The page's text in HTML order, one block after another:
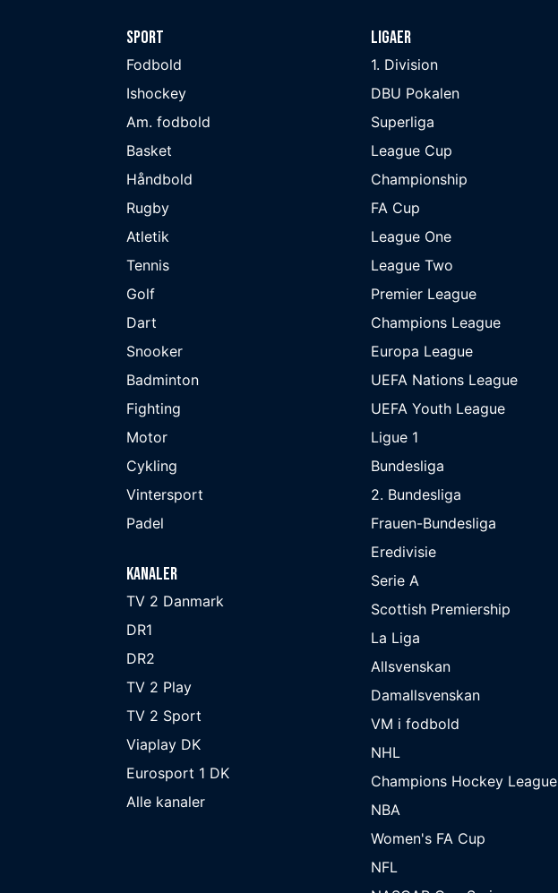
Sport
Fodbold
Ishockey
Am. fodbold
Basket
Håndbold
Rugby
Atletik
Tennis
Golf
Dart
Snooker
Badminton
Fighting
Motor
Cykling
Vintersport
Padel
Kanaler
TV 2 Danmark
DR1
DR2
TV 2 Play
TV 2 Sport
Viaplay DK
Eurosport 1 DK
Alle kanaler
Ligaer
1. Division
DBU Pokalen
Superliga
League Cup
Championship
FA Cup
League One
League Two
Premier League
Champions League
Europa League
UEFA Nations League
UEFA Youth League
Ligue 1
Bundesliga
2. Bundesliga
Frauen-Bundesliga
Eredivisie
Serie A
Scottish Premiership
La Liga
Allsvenskan
Damallsvenskan
VM i fodbold
NHL
Champions Hockey League
NBA
Women's FA Cup
NFL